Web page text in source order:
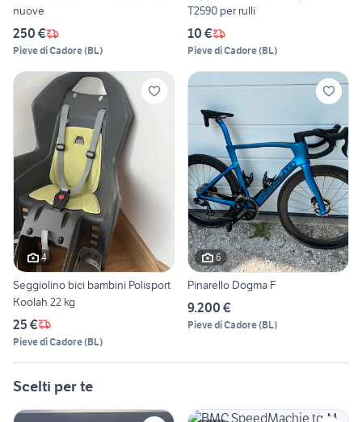
nuove
250 €
Pieve di Cadore(BL)
T2590 per rulli
10 €
Pieve di Cadore(BL)
4
Seggiolino bici bambini Polisport
Koolah 22 kg
25 €
Pieve di Cadore(BL)
6
Pinarello Dogma F
9.200 €
Pieve di Cadore(BL)
Scelti per te